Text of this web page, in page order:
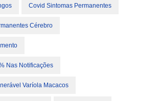
Covid Sintomas Permanentes
Cérebro
Nas Notificações
Varíola Macacos